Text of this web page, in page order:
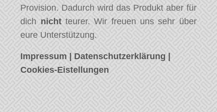
Provision. Dadurch wird das Produkt aber für
dich nichtteurer. Wir freuen uns sehr über
eure Unterstützung.
Impressum | Datenschutzerklärung |
Cookies-Eistellungen